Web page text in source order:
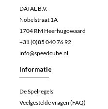
DATAL B.V.
Nobelstraat 1A
1704 RM Heerhugowaard
+31 (0)85 040 76 92
info@speedcube.nl
Informatie
De Spelregels
Veelgestelde vragen (FAQ)